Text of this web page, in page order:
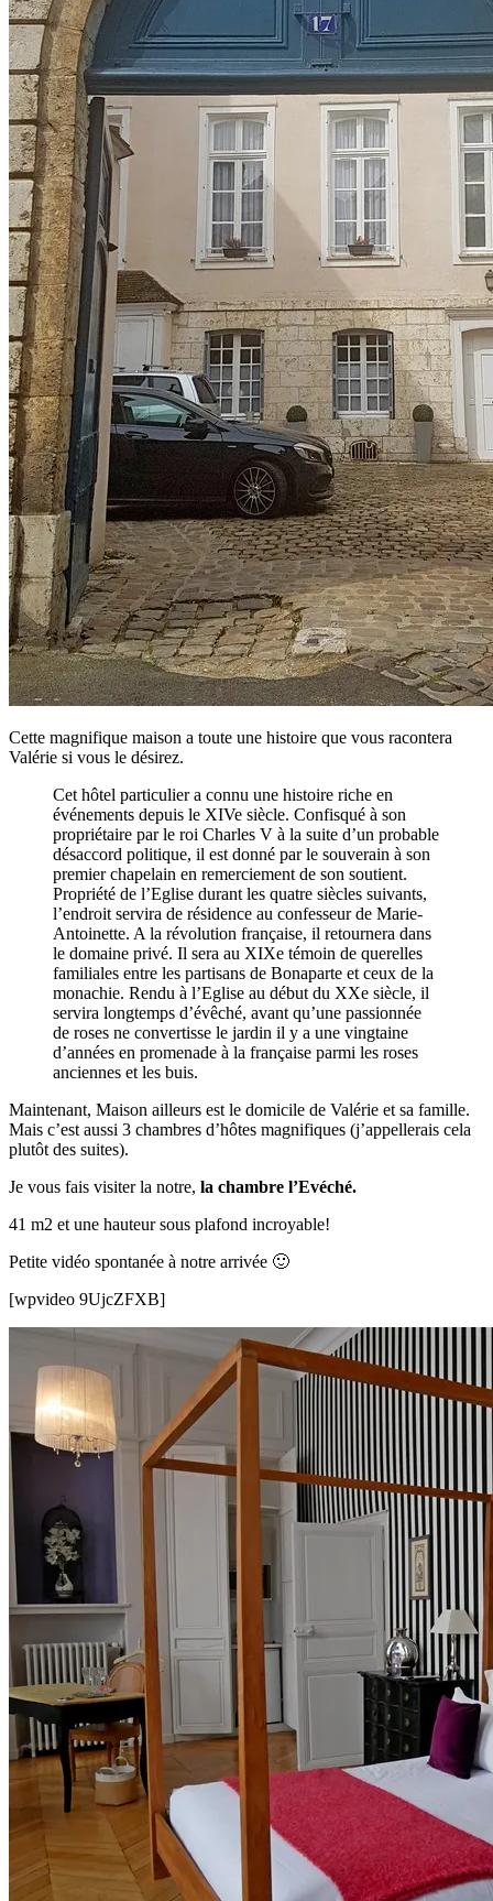
Cette magnifique maison a toute une histoire que vous racontera
Valérie si vous le désirez.
Cet hôtel particulier a connu une histoire riche en
événements depuis le XIVe siècle. Confisqué à son
propriétaire par le roi Charles V à la suite d’un probable
désaccord politique, il est donné par le souverain à son
premier chapelain en remerciement de son soutient.
Propriété de l’Eglise durant les quatre siècles suivants,
l’endroit servira de résidence au confesseur de Marie-
Antoinette. A la révolution française, il retournera dans
le domaine privé. Il sera au XIXe témoin de querelles
familiales entre les partisans de Bonaparte et ceux de la
monachie. Rendu à l’Eglise au début du XXe siècle, il
servira longtemps d’évêché, avant qu’une passionnée
de roses ne convertisse le jardin il y a une vingtaine
d’années en promenade à la française parmi les roses
anciennes et les buis.
Maintenant, Maison ailleurs est le domicile de Valérie et sa famille.
Mais c’est aussi 3 chambres d’hôtes magnifiques (j’appellerais cela
plutôt des suites).
Je vous fais visiter la notre, la chambre l’Evéché.
41 m2 et une hauteur sous plafond incroyable!
Petite vidéo spontanée à notre arrivée 🙂
[wpvideo 9UjcZFXB]